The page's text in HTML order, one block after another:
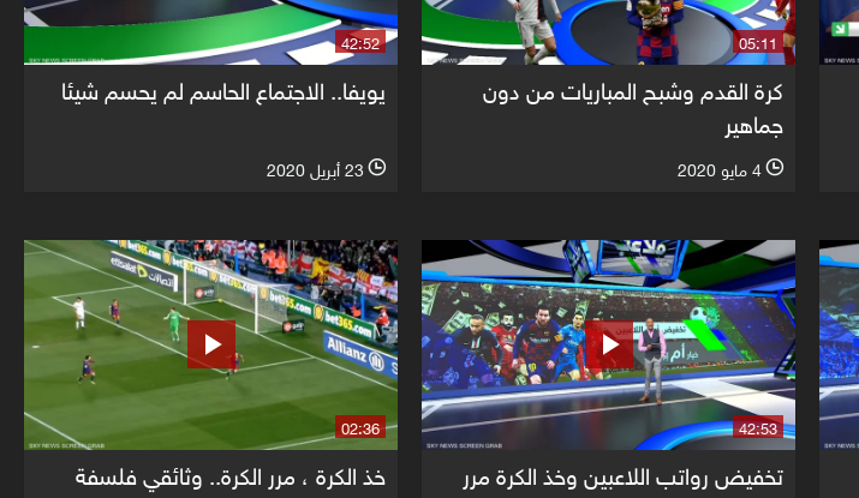
05:11
كرة القدم وشبح المباريات من دون
جماهير
42:52
يويفا.. الاجتماع الحاسم لم يحسم شيئا
42:53
02:36